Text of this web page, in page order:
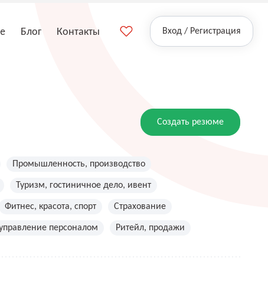
Блог Контакты Вход / Регистрация
Создать резюме
Промышленность, производство
Туризм, гостиничное дело, ивент
Фитнес, красота, спорт Страхование
персоналом Ритейл, продажи